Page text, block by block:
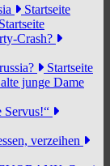
Startseite
Startseite
Crash?
Startseite
junge Dame
Servus!“
verzeihen